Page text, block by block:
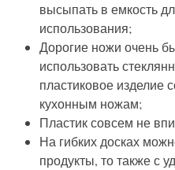
высыпать в емкость
использования;
Дорогие ножи очень
использовать
пластиковое изделие
кухонным ножам;
Пластик совсем не
На гибких досках
продукты, то также с